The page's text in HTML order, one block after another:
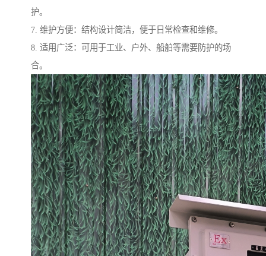
护。
7. 维护方便：结构设计简洁，便于日常检查和维修。
8. 适用广泛：可用于工业、户外、船舶等需要防护的场
合。